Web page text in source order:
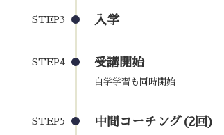
STEP3 入学
STEP4 受講開始
自学学習も同時開始
STEP5 中間コーチング(2回)